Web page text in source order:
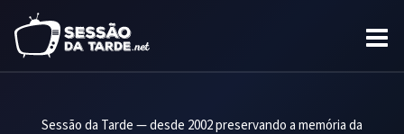
Sessão da Tarde — desde 2002 preservando a memória da